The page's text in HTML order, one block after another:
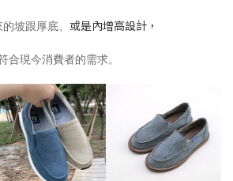
坡跟厚底、 或是內增高設計，
合現今消費者的需求。